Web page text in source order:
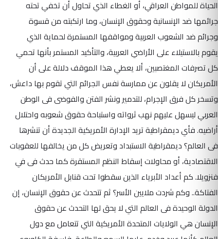
الحياة للمواطن العراقي، أو الغطاء الذي تحاول أن تخفي تحته
جرائمها ضد الإنسانية وحقوق الإنسان، وما ارتكبته من قسوة
وجرائم ضد الشعوب العربية ومواقفها المستمرة لحماية الذي
يقوم بالاستيلاء على الأراضي العربية، والتأكيد المستمر بأنها تحمي
كل تصرفات المغتصبين، ألا يعطي هذا الموقف دلالة على أن
الأمريكان لا يقلون عن ممارسة نفس الجرائم التي تقوم بها داعش،
وتسخر كل فرق الإجرام، للتدمير ونشر الفتن والفوضى فى الوطن
العربي ليسهل عليهم نهب ثرواته واستباحة حقوق شعوبه واحتلال
أراضيه. فأي ديمقراطية تريد الإدارة الأمريكية الجديدة أن تنشرها
فى العالم؟ ديمقراطية الاستبداد وتعريض كل من يخالفها للعقوبات
الاقتصادية، أو محاولات إسقاط النظم المستقرة كما حدث فى في
فنزويلا. كم أعداد الأبرياء الذين سقطوا تحت قنابل الأمريكان
الفتاكة.. وكم شردت ملايين الأسر؟ ثم تتحدث عن حقوق الإنسان، إن
الدولة الوحيدة فى العالم التي لا يحق لها التحدث عن حقوق
الإنسان هي الولايات المتحدة الأمريكية التي تتعامل مع دول